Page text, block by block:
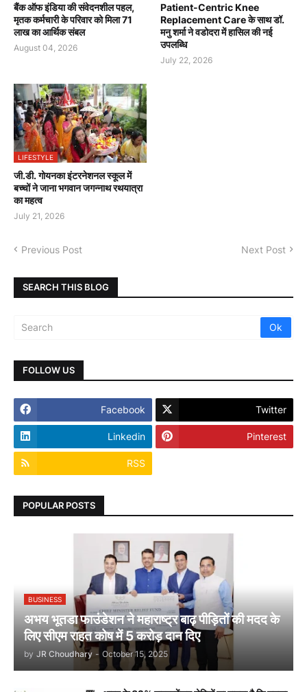
बैंक ऑफ इंडिया की संवेदनशील पहल,
मृतक कर्मचारी के परिवार को मिला 71
लाख का आर्थिक संबल
August 04, 2026
Patient-Centric Knee
Replacement Care के साथ डॉ.
मनु शर्मा ने वडोदरा में हासिल की नई
उपलब्धि
July 22, 2026
LIFESTYLE
जी.डी. गोयनका इंटरनेशनल स्कूल में
बच्चों ने जाना भगवान जगन्नाथ रथयात्रा
का महत्व
July 21, 2026
Previous Post Next Post
SEARCH THIS BLOG
FOLLOW US
Facebook Twitter
Linkedin Pinterest
RSS
POPULAR POSTS
BUSINESS
अभय भूतडा फाउंडेशन ने महाराष्ट्र बाढ़ पीड़ितों की मदद के
लिए सीएम राहत कोष में 5 करोड़ दान दिए
by JR Choudhary - October 15, 2025